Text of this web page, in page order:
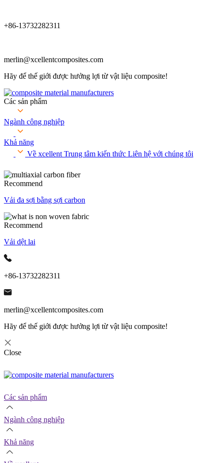
+86-13732282311
merlin@xcellentcomposites.com
Hãy để thế giới được hưởng lợi từ vật liệu composite!
Các sản phẩm
Ngành công nghiệp
Khả năng
Về xcellent Trung tâm kiến ​​thức Liên hệ với chúng tôi
Recommend
Vải đa sợi bằng sợi carbon
Recommend
Vải dệt lai
+86-13732282311
merlin@xcellentcomposites.com
Hãy để thế giới được hưởng lợi từ vật liệu composite!
Close
Các sản phẩm
Ngành công nghiệp
Khả năng